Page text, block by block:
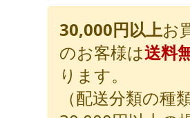
30,000円以上お
のお客様は送料
ります。
（配送分類の種